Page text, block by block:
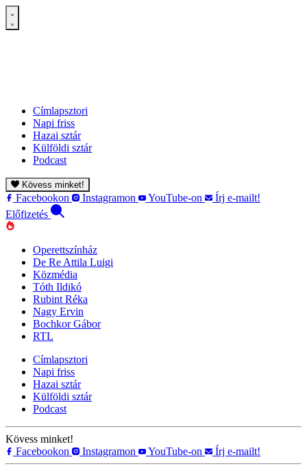
Címlapsztori
Napi friss
Hazai sztár
Külföldi sztár
Podcast
Kövess minket!
Facebookon Instagramon YouTube-on
Írj e-mailt!
Előfizetés
Operettszínház
De Re Attila Luigi
Közmédia
Tóth Ildikó
Rubint Réka
Nagy Ervin
Bochkor Gábor
RTL
Címlapsztori
Napi friss
Hazai sztár
Külföldi sztár
Podcast
Kövess minket!
Facebookon
Instagramon YouTube-on Írj e-mailt!